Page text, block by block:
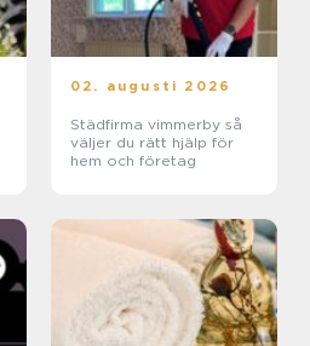
02. augusti 2026
Städfirma vimmerby så
väljer du rätt hjälp för
hem och företag